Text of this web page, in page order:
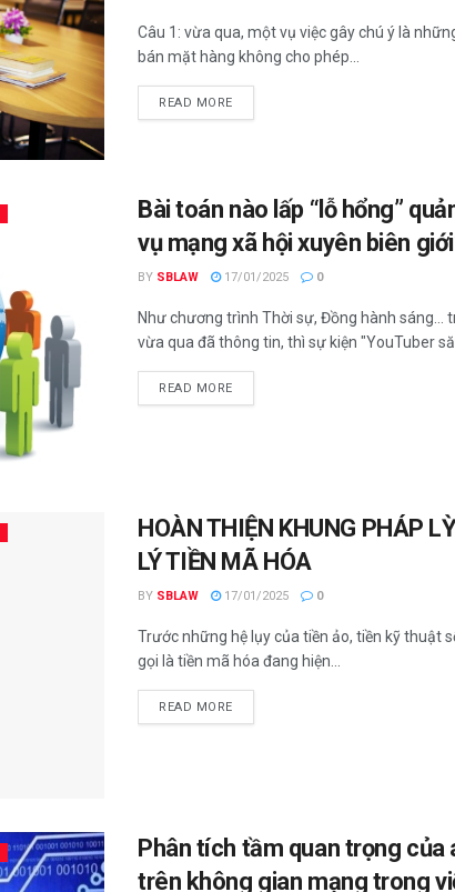
Câu 1: vừa qua, một vụ việc gây chú ý là
bán mặt hàng không cho phép...
READ MORE
Bài toán nào lấp “lỗ hổng”
vụ mạng xã hội xuyên biên
BY SBLAW 17/01/2025 0
Như chương trình Thời sự, Đồng hành sáng…
vừa qua đã thông tin, thì sự kiện "YouTuber
READ MORE
HOÀN THIỆN KHUNG PHÁP
LÝ TIỀN MÃ HÓA
BY SBLAW 17/01/2025 0
Trước những hệ lụy của tiền ảo, tiền kỹ thuật
gọi là tiền mã hóa đang hiện...
READ MORE
Phân tích tầm quan trọng của
trên không gian mạng trong